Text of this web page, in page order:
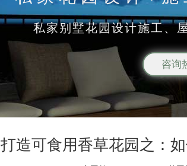
私家别墅花园设计施工、
咨询
打造可食用香草花园之：